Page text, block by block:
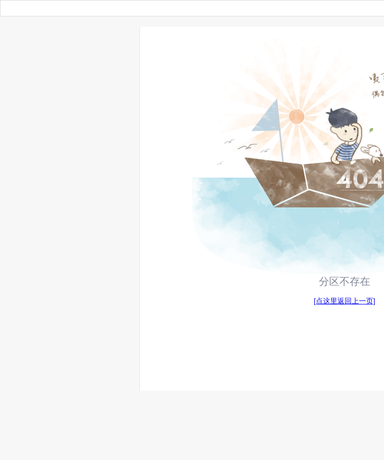
分区不存在
[点这里返回上一页]